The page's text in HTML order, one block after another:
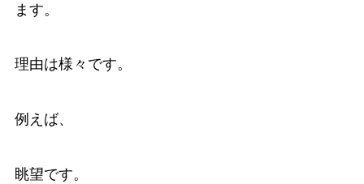
ます。
理由は様々です。
例えば、
眺望です。